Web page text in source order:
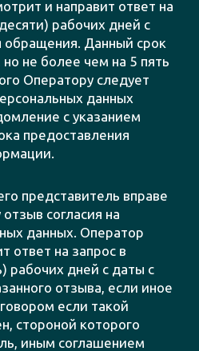
и направит ответ на
рабочих дней с
обращения. Данный срок
не более чем на 5 пять
Оператору следует
данных
с указанием
предоставления
представитель вправе
согласия на
данных. Оператор
ответ на запрос в
рабочих дней с даты с
отзыва, если иное
если такой
стороной которого
иным соглашением